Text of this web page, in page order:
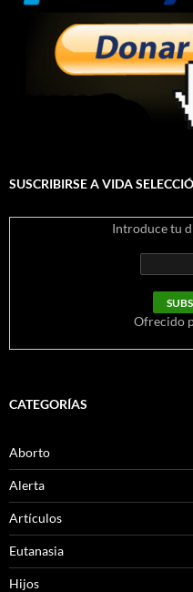
SUSCRIBIRSE A VIDA
Introduce tu
Ofrecido
CATEGORÍAS
Aborto
Alerta
Artículos
Eutanasia
Hijos